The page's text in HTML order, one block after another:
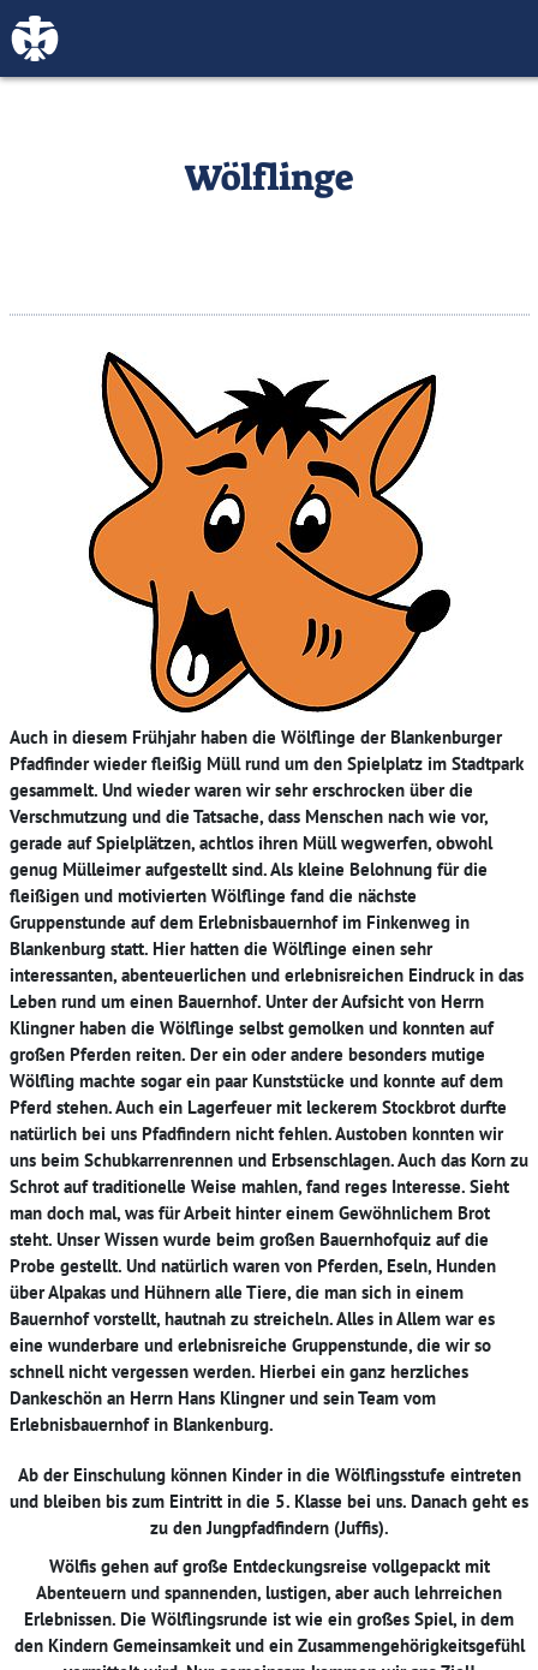
Wölflinge
Auch in diesem Frühjahr haben die Wölflinge der Blankenburger
Pfadfinder wieder fleißig Müll rund um den Spielplatz im Stadtpark
gesammelt. Und wieder waren wir sehr erschrocken über die
Verschmutzung und die Tatsache, dass Menschen nach wie vor,
gerade auf Spielplätzen, achtlos ihren Müll wegwerfen, obwohl
genug Mülleimer aufgestellt sind. Als kleine Belohnung für die
fleißigen und motivierten Wölflinge fand die nächste
Gruppenstunde auf dem Erlebnisbauernhof im Finkenweg in
Blankenburg statt. Hier hatten die Wölflinge einen sehr
interessanten, abenteuerlichen und erlebnisreichen Eindruck in das
Leben rund um einen Bauernhof. Unter der Aufsicht von Herrn
Klingner haben die Wölflinge selbst gemolken und konnten auf
großen Pferden reiten. Der ein oder andere besonders mutige
Wölfling machte sogar ein paar Kunststücke und konnte auf dem
Pferd stehen. Auch ein Lagerfeuer mit leckerem Stockbrot durfte
natürlich bei uns Pfadfindern nicht fehlen. Austoben konnten wir
uns beim Schubkarrenrennen und Erbsenschlagen. Auch das Korn zu
Schrot auf traditionelle Weise mahlen, fand reges Interesse. Sieht
man doch mal, was für Arbeit hinter einem Gewöhnlichem Brot
steht. Unser Wissen wurde beim großen Bauernhofquiz auf die
Probe gestellt. Und natürlich waren von Pferden, Eseln, Hunden
über Alpakas und Hühnern alle Tiere, die man sich in einem
Bauernhof vorstellt, hautnah zu streicheln. Alles in Allem war es
eine wunderbare und erlebnisreiche Gruppenstunde, die wir so
schnell nicht vergessen werden. Hierbei ein ganz herzliches
Dankeschön an Herrn Hans Klingner und sein Team vom
Erlebnisbauernhof in Blankenburg.
Ab der Einschulung können Kinder in die Wölflingsstufe eintreten
und bleiben bis zum Eintritt in die 5. Klasse bei uns. Danach geht es
zu den Jungpfadfindern (Juffis).
Wölfis gehen auf große Entdeckungsreise vollgepackt mit
Abenteuern und spannenden, lustigen, aber auch lehrreichen
Erlebnissen. Die Wölflingsrunde ist wie ein großes Spiel, in dem
den Kindern Gemeinsamkeit und ein Zusammengehörigkeitsgefühl